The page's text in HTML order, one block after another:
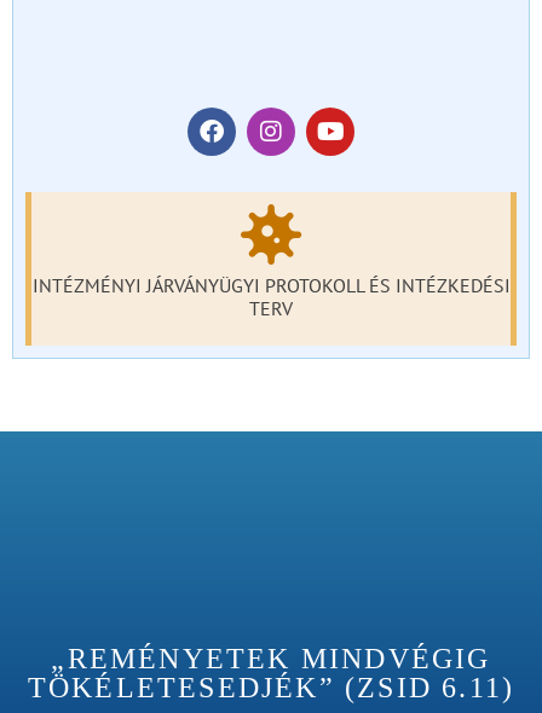
INTÉZMÉNYI JÁRVÁNYÜGYI PROTOKOLL ÉS INTÉZKEDÉSI
TERV
„REMÉNYETEK MINDVÉGIG
TÖKÉLETESEDJÉK” (ZSID 6.11)